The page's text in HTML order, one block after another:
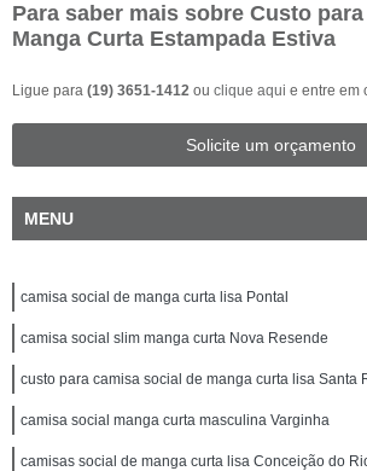
Para saber mais sobre Custo para
Manga Curta Estampada Estiva
Ligue para (19) 3651-1412 ou clique aqui e entre em
Solicite um orçamento
MENU
camisa social de manga curta lisa Pontal
camisa social slim manga curta Nova Resende
custo para camisa social de manga curta lisa Santa
camisa social manga curta masculina Varginha
camisas social de manga curta lisa Conceição do